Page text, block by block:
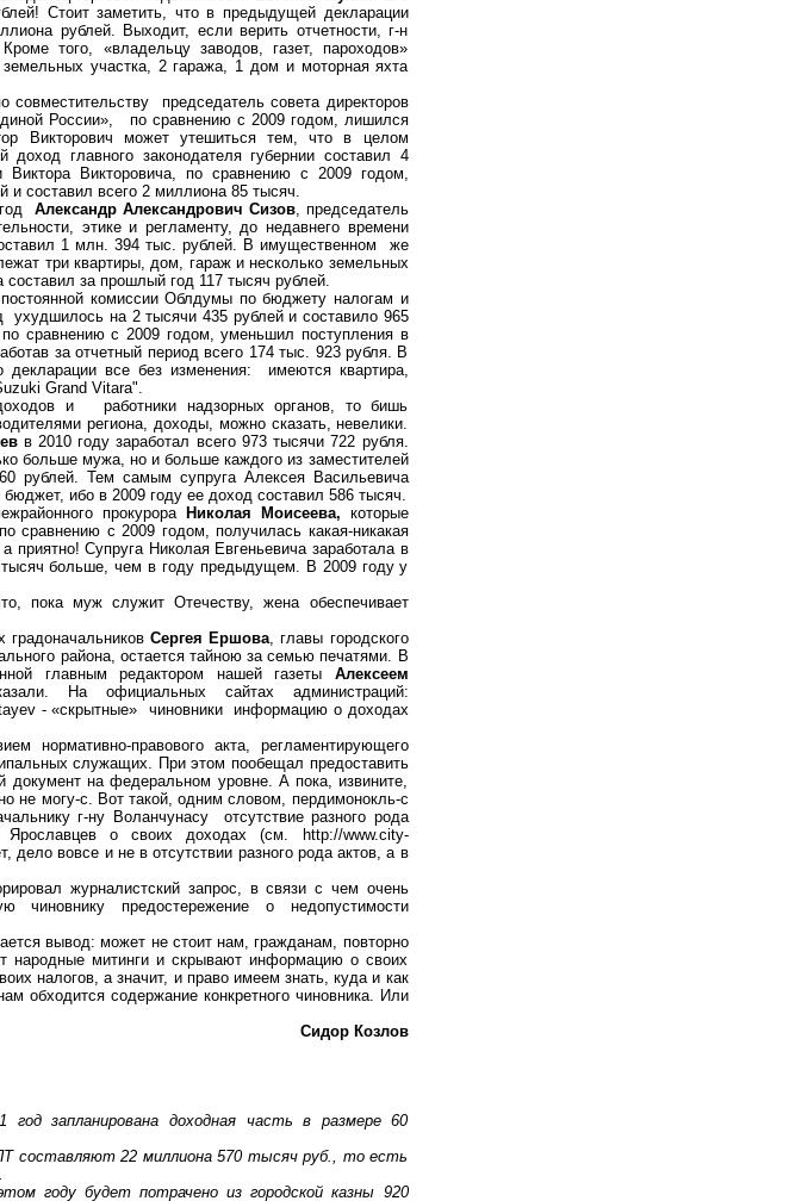
Стоит заметить, что в предыдущей декларации
рублей. Выходит, если верить отчетности, г-н
того, «владельцу заводов, газет, пароходов»
участка, 2 гаража, 1 дом и моторная яхта
председатель совета директоров
России», по сравнению с 2009 годом, лишился
Викторович может утешиться тем, что в целом
главного законодателя губернии составил 4
Викторовича, по сравнению с 2009 годом,
составил всего 2 миллиона 85 тысяч.
Александр Александрович Сизов, председатель
этике и регламенту, до недавнего времени
1 млн. 394 тыс. рублей. В имущественном же
три квартиры, дом, гараж и несколько земельных
за прошлый год 117 тысяч рублей.
комиссии Облдумы по бюджету налогам и
ухудшилось на 2 тысячи 435 рублей и составило 965
сравнению с 2009 годом, уменьшил поступления в
за отчетный период всего 174 тыс. 923 рубля. В
все без изменения: имеются квартира,
Grand Vitara".
и работники надзорных органов, то бишь
региона, доходы, можно сказать, невелики.
в 2010 году заработал всего 973 тысячи 722 рубля.
больше мужа, но и больше каждого из заместителей
рублей. Тем самым супруга Алексея Васильевича
ибо в 2009 году ее доход составил 586 тысяч.
прокурора Николая Моисеева, которые
сравнению с 2009 годом, получилась какая-никакая
приятно! Супруга Николая Евгеньевича заработала в
больше, чем в году предыдущем. В 2009 году у
пока муж служит Отечеству, жена обеспечивает
градоначальников Сергея Ершова, главы городского
района, остается тайною за семью печатями. В
главным редактором нашей газеты Алексеем
На официальных сайтах администраций:
- «скрытные» чиновники информацию о доходах
нормативно-правового акта, регламентирующего
служащих. При этом пообещал предоставить
документ на федеральном уровне. А пока, извините,
не могу-с. Вот такой, одним словом, пердимонокль-с
г-ну Воланчунасу отсутствие разного рода
Ярославцев о своих доходах (см. http://www.city-
вовсе и не в отсутствии разного рода актов, а в
журналистский запрос, в связи с чем очень
чиновнику предостережение о недопустимости
вывод: может не стоит нам, гражданам, повторно
народные митинги и скрывают информацию о своих
налогов, а значит, и право имеем знать, куда и как
обходится содержание конкретного чиновника. Или
Сидор Козлов
запланирована доходная часть в размере 60
составляют 22 миллиона 570 тысяч руб., то есть
году будет потрачено из городской казны 920